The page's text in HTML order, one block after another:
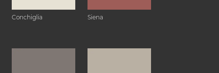
Conchiglia Siena